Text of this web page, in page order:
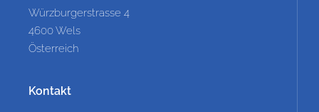
Würzburgerstrasse 4
4600 Wels
Österreich
Kontakt